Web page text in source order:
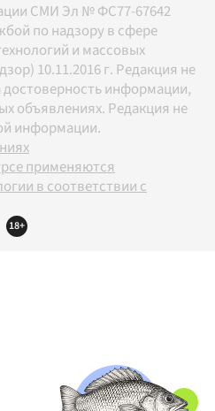
СМИ Эл № ФС77-67642
по надзору в сфере
и массовых
10.11.2016 г. Редакция не
достоверность информации,
объявлениях. Редакция не
информации.
применяются
в соответствии с
18+